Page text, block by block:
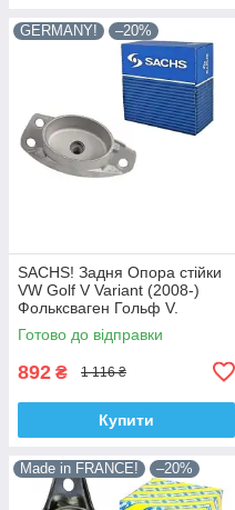
GERMANY! –20%
SACHS! Задня Опора стійки
VW Golf V Variant (2008-)
Фольксваген Гольф V.
Овальна. SM9708 , 802339 ,
KB957.08 , VKDA40125
Готово до відправки
892 ₴ 1 116 ₴
Купити
Made in FRANCE! –20%